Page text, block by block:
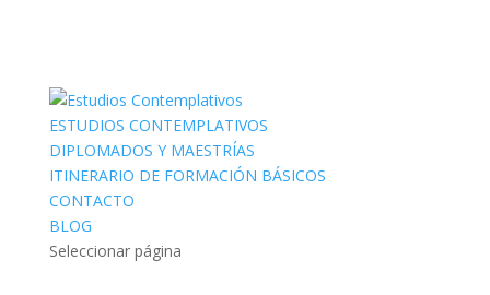
ESTUDIOS CONTEMPLATIVOS
DIPLOMADOS Y MAESTRÍAS
ITINERARIO DE FORMACIÓN BÁSICOS
CONTACTO
BLOG
Seleccionar página